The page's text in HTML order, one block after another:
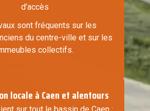
d’accès
sont fréquents sur les
du centre-ville et sur les
collectifs.
locale à Caen et alentours
sur tout le bassin de Caen :